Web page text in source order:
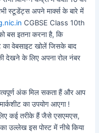
स्टूडेंट्स अपने मार्क्स के बारे में
CGBSE Class 10th
बस इतना करना है, कि
का वेबसाइट खोलें जिसके बाद
की देखने के लिए अपना रोल नंबर
अंक मिल सकता हैं और आप
का उपयोग आएगा !
कई तरीके हैं जैसे एसएमएस,
उल्लेख इस पोस्ट में नीचे किया